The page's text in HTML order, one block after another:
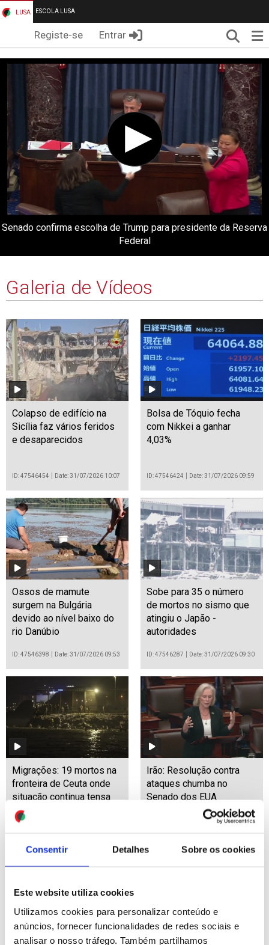
Consentir Detalhes Sobre os cookies
Este website utiliza cookies
Utilizamos cookies para personalizar conteúdo e
anúncios, fornecer funcionalidades de redes sociais e
analisar o nosso tráfego. Também partilhamos
LUSA ESCOLA LUSA
Registe-se Entrar
Senado confirma escolha de Trump para presidente da Reserva
Federal
Galeria de Vídeos
Colapso de edifício na
Sicília faz vários feridos
e desaparecidos
ID: 47546454 Date: 31/07/2026 10:07
Bolsa de Tóquio fecha
com Nikkei a ganhar
4,03%
ID: 47546424 Date: 31/07/2026 09:59
Ossos de mamute
surgem na Bulgária
devido ao nível baixo do
rio Danúbio
ID: 47546398 Date: 31/07/2026 09:53
Sobe para 35 o número
de mortos no sismo que
atingiu o Japão -
autoridades
ID: 47546287 Date: 31/07/2026 09:30
Migrações: 19 mortos na
fronteira de Ceuta onde
situação continua tensa
Irão: Resolução contra
ataques chumba no
Senado dos EUA
(declarações)
ID: 47545063 Date: 30/07/2026 23:41